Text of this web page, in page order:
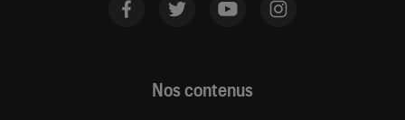
Nos contenus